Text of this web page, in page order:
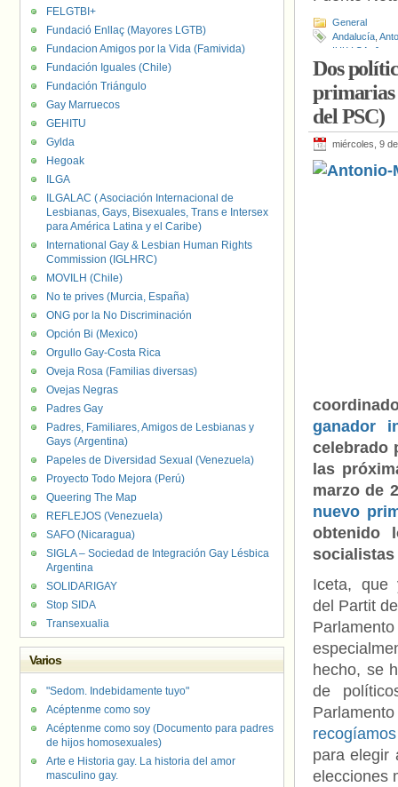
General
Andalucía
IULV-CA
Toledo,
Dos
primarias
del PSC)
miércoles, 9
ganador
celebrado
las
marzo de
nuevo
obtenido
socialistas
Iceta, que
del Partit
hecho, se
de
para elegir
elecciones
FELGTBI+
Fundació Enllaç (Mayores LGTB)
Fundacion Amigos por la Vida (Famivida)
Fundación Iguales (Chile)
Fundación Triángulo
Gay Marruecos
GEHITU
Gylda
Hegoak
ILGA
ILGALAC ( Asociación Internacional de
Lesbianas, Gays, Bisexuales, Trans e Intersex
para América Latina y el Caribe)
International Gay & Lesbian Human Rights
Commission (IGLHRC)
MOVILH (Chile)
No te prives (Murcia, España)
ONG por la No Discriminación
Opción Bi (Mexico)
Orgullo Gay-Costa Rica
Oveja Rosa (Familias diversas)
Ovejas Negras
Padres Gay
Padres, Familiares, Amigos de Lesbianas y
Gays (Argentina)
Papeles de Diversidad Sexual (Venezuela)
Proyecto Todo Mejora (Perú)
Queering The Map
REFLEJOS (Venezuela)
SAFO (Nicaragua)
SIGLA – Sociedad de Integración Gay Lésbica
Argentina
SOLIDARIGAY
Stop SIDA
Transexualia
Varios
"Sedom. Indebidamente tuyo"
Acéptenme como soy
Acéptenme como soy (Documento para padres
de hijos homosexuales)
Arte e Historia gay. La historia del amor
masculino gay.